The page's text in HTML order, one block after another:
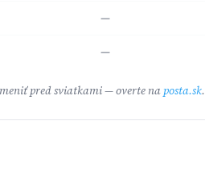
—
—
pred sviatkami — overte na posta.sk.